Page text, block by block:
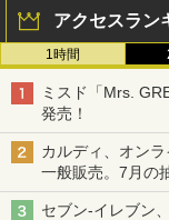
アクセスラン
1時間
ミスド「Mrs.
発売！
カルディ、オン
一般販売。7月の
セブン-イレブン